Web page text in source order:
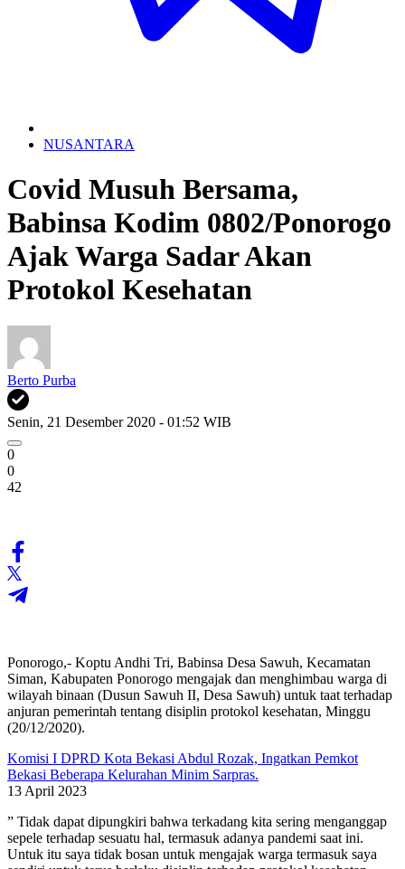
NUSANTARA
Covid Musuh Bersama,
Babinsa Kodim 0802/Ponorogo
Ajak Warga Sadar Akan
Protokol Kesehatan
Berto Purba
Senin, 21 Desember 2020 - 01:52 WIB
0
0
42
Ponorogo,- Koptu Andhi Tri, Babinsa Desa Sawuh, Kecamatan
Siman, Kabupaten Ponorogo mengajak dan menghimbau warga di
wilayah binaan (Dusun Sawuh II, Desa Sawuh) untuk taat terhadap
anjuran pemerintah tentang disiplin protokol kesehatan, Minggu
(20/12/2020).
Komisi I DPRD Kota Bekasi Abdul Rozak, Ingatkan Pemkot
Bekasi Beberapa Kelurahan Minim Sarpras.
13 April 2023
” Tidak dapat dipungkiri bahwa terkadang kita sering menganggap
sepele terhadap sesuatu hal, termasuk adanya pandemi saat ini.
Untuk itu saya tidak bosan untuk mengajak warga termasuk saya